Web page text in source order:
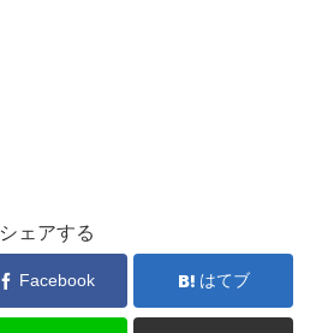
シェアする
Facebook はてブ